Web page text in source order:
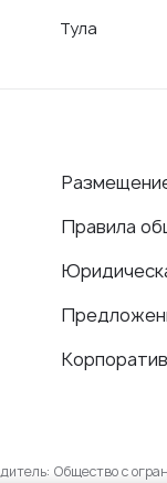
Тула
Правила
Общество с